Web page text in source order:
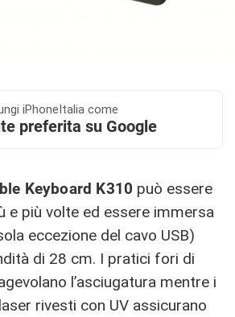
iPhoneItalia come
preferita su Google
Keyboard K310 può essere
e più volte ed essere immersa
eccezione del cavo USB)
di 28 cm. I pratici fori di
l’asciugatura mentre i
rivesti con UV assicurano